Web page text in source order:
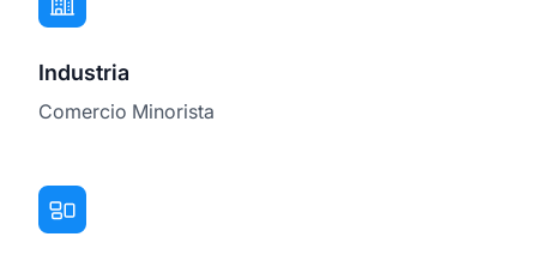
Industria
Comercio Minorista